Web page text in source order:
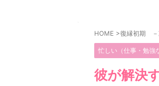
HOME >復縁初期 －
忙しい（仕事・勉強
彼が解決